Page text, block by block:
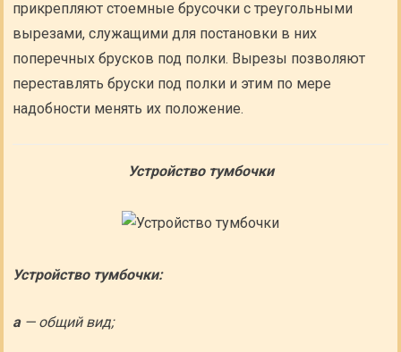
прикрепляют стоемные брусочки с треугольными
вырезами, служащими для постановки в них
поперечных брусков под полки. Вырезы позволяют
переставлять бруски под полки и этим по мере
надобности менять их положение.
Устройство тумбочки
Устройство тумбочки:
а— общий вид;